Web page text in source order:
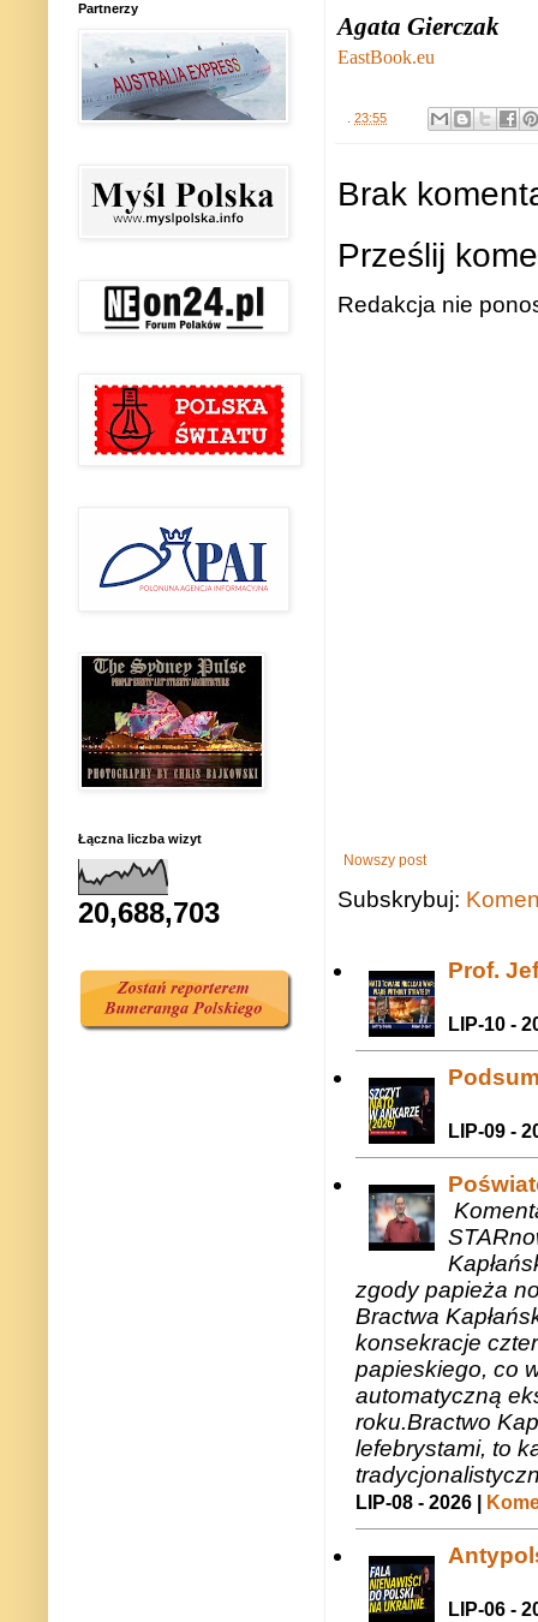
Agata Gierczak
EastBook.eu
23:55
Brak
Prześlij
Redakcja nie
Nowszy post
Subskrybuj:
Prof.
LIP-10 -
LIP-09 -
zgody papieża
Bractwa
konsekracje
papieskiego, co
automatyczną
roku.Bractwo
lefebrystami, to
LIP-08 - 2026 |
LIP-06 -
Partnerzy
Łączna liczba wizyt
20,688,703